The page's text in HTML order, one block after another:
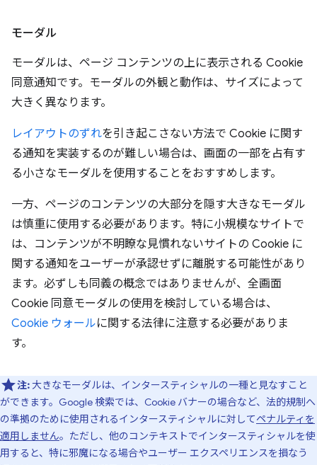
モーダル
モーダルは、ページ コンテンツの上に表示される Cookie
同意通知です。モーダルの外観と動作は、サイズによって
大きく異なります。
レイアウトのずれを引き起こさない方法で Cookie に関す
る通知を実装するのが難しい場合は、画面の一部を占有す
る小さなモーダルを使用することをおすすめします。
一方、ページのコンテンツの大部分を隠す大きなモーダル
は慎重に使用する必要があります。特に小規模なサイトで
は、コンテンツが不明瞭な見慣れないサイトの Cookie に
関する通知をユーザーが承認せずに離脱する可能性があり
ます。必ずしも同義の概念ではありませんが、全画面
Cookie 同意モーダルの使用を検討している場合は、
Cookie ウォールに関する法律に注意する必要がありま
す。
注: 大きなモーダルは、インタースティシャルの一種と見なすこと
ができます。Google 検索では、Cookie バナーの場合など、法的規制へ
の準拠のために使用されるインタースティシャルに対してペナルティを
適用しません。ただし、他のコンテキストでインタースティシャルを使
用すると、特に邪魔になる場合やユーザー エクスペリエンスを損なう